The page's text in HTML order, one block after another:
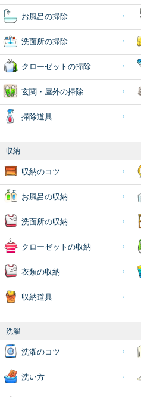
お風呂の掃除
洗面所の掃除
クローゼットの掃除
玄関・屋外の掃除
掃除道具
収納
収納のコツ
お風呂の収納
洗面所の収納
クローゼットの収納
衣類の収納
収納道具
洗濯
洗濯のコツ
洗い方